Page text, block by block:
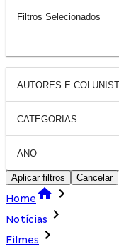
Filtros Selecionados
AUTORES E
CATEGORIAS
ANO
Aplicar filtros Cancelar
Home
Notícias
Filmes